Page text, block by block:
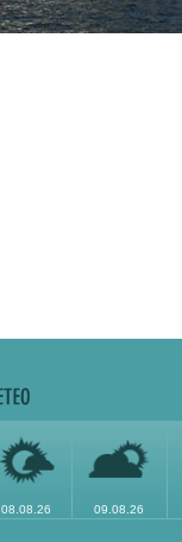
08.08.26 09.08.26